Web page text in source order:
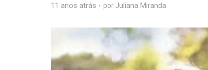
11 anos atrás por Juliana Miranda